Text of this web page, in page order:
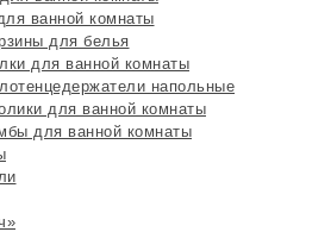
ванной комнаты
для белья
для ванной комнаты
напольные
для ванной комнаты
для ванной комнаты